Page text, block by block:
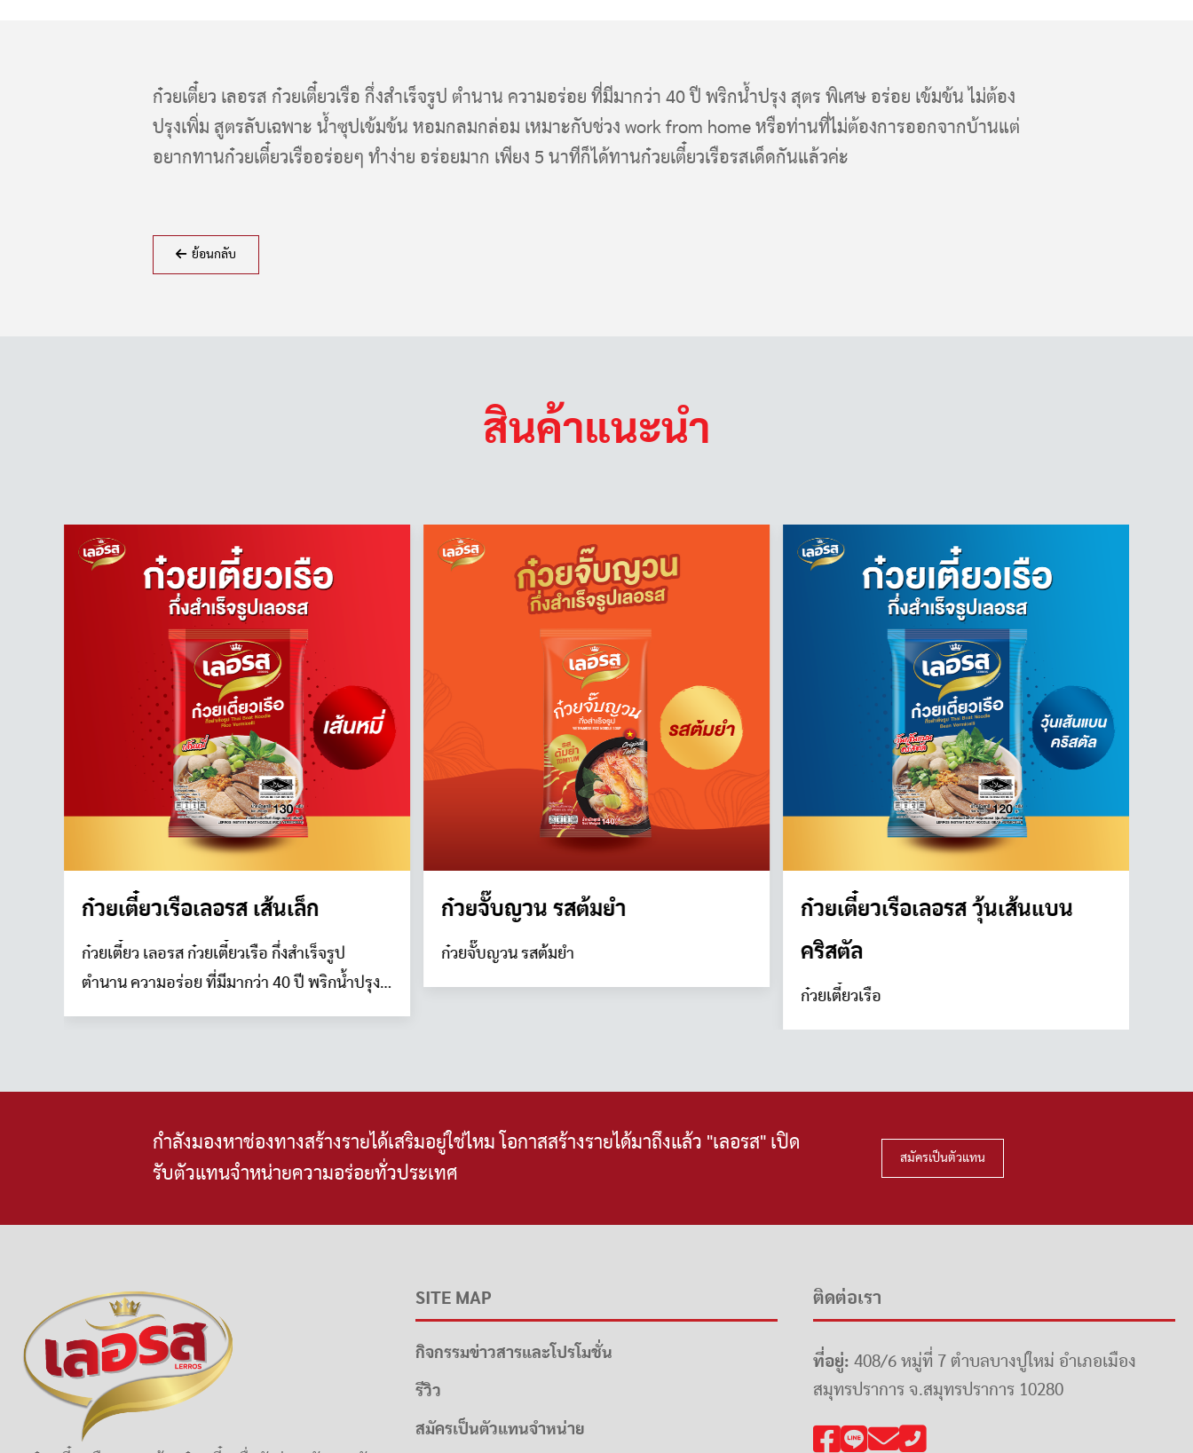
ก๋วยเตี๋ยว เลอรส ก๋วยเตี๋ยวเรือ กึ่งสำเร็จรูป ตำนาน ความอร่อย ที่มีมากว่า 40 ปี พริกน้ำปรุง สุตร พิเศษ อร่อย เข้มข้น ไม่ต้อง
ปรุงเพิ่ม สูตรลับเฉพาะ น้ำซุปเข้มข้น หอมกลมกล่อม เหมาะกับช่วง work from home หรือท่านที่ไม่ต้องการออกจากบ้านแต่
อยากทานก๋วยเตี๋ยวเรืออร่อยๆ ทำง่าย อร่อยมาก เพียง 5 นาทีก็ได้ทานก๋วยเตี๋ยวเรือรสเด็ดกันแล้วค่ะ
ย้อนกลับ
สินค้าแนะนำ
ก๋วยเตี๋ยวเรือเลอรส เส้นเล็ก
ก๋วยเตี๋ยว เลอรส ก๋วยเตี๋ยวเรือ กึ่งสำเร็จรูป
ตำนาน ความอร่อย ที่มีมากว่า 40 ปี พริกน้ำปรุง
อร่อยมาก เพียง 5 นาทีก็ได้ทานก๋วยเตี๋ยวเรือรส
ก๋วยจั๊บญวน รสต้มยำ
ก๋วยจั๊บญวน รสต้มยำ
ก๋วยเตี๋ยวเรือเลอรส วุ้นเส้นแบน
คริสตัล
ก๋วยเตี๋ยวเรือ
กำลังมองหาช่องทางสร้างรายได้เสริมอยู่ใช่ไหม โอกาสสร้างรายได้มาถึงแล้ว "เลอรส" เปิด
รับตัวแทนจำหน่ายความอร่อยทั่วประเทศ
สมัครเป็นตัวแทน
SITE MAP
กิจกรรมข่าวสารและโปรโมชั่น
รีวิว
สมัครเป็นตัวแทนจำหน่าย
ติดต่อเรา
ที่อยู่: 408/6 หมู่ที่ 7 ตำบลบางปูใหม่ อำเภอเมือง
สมุทรปราการ จ.สมุทรปราการ 10280